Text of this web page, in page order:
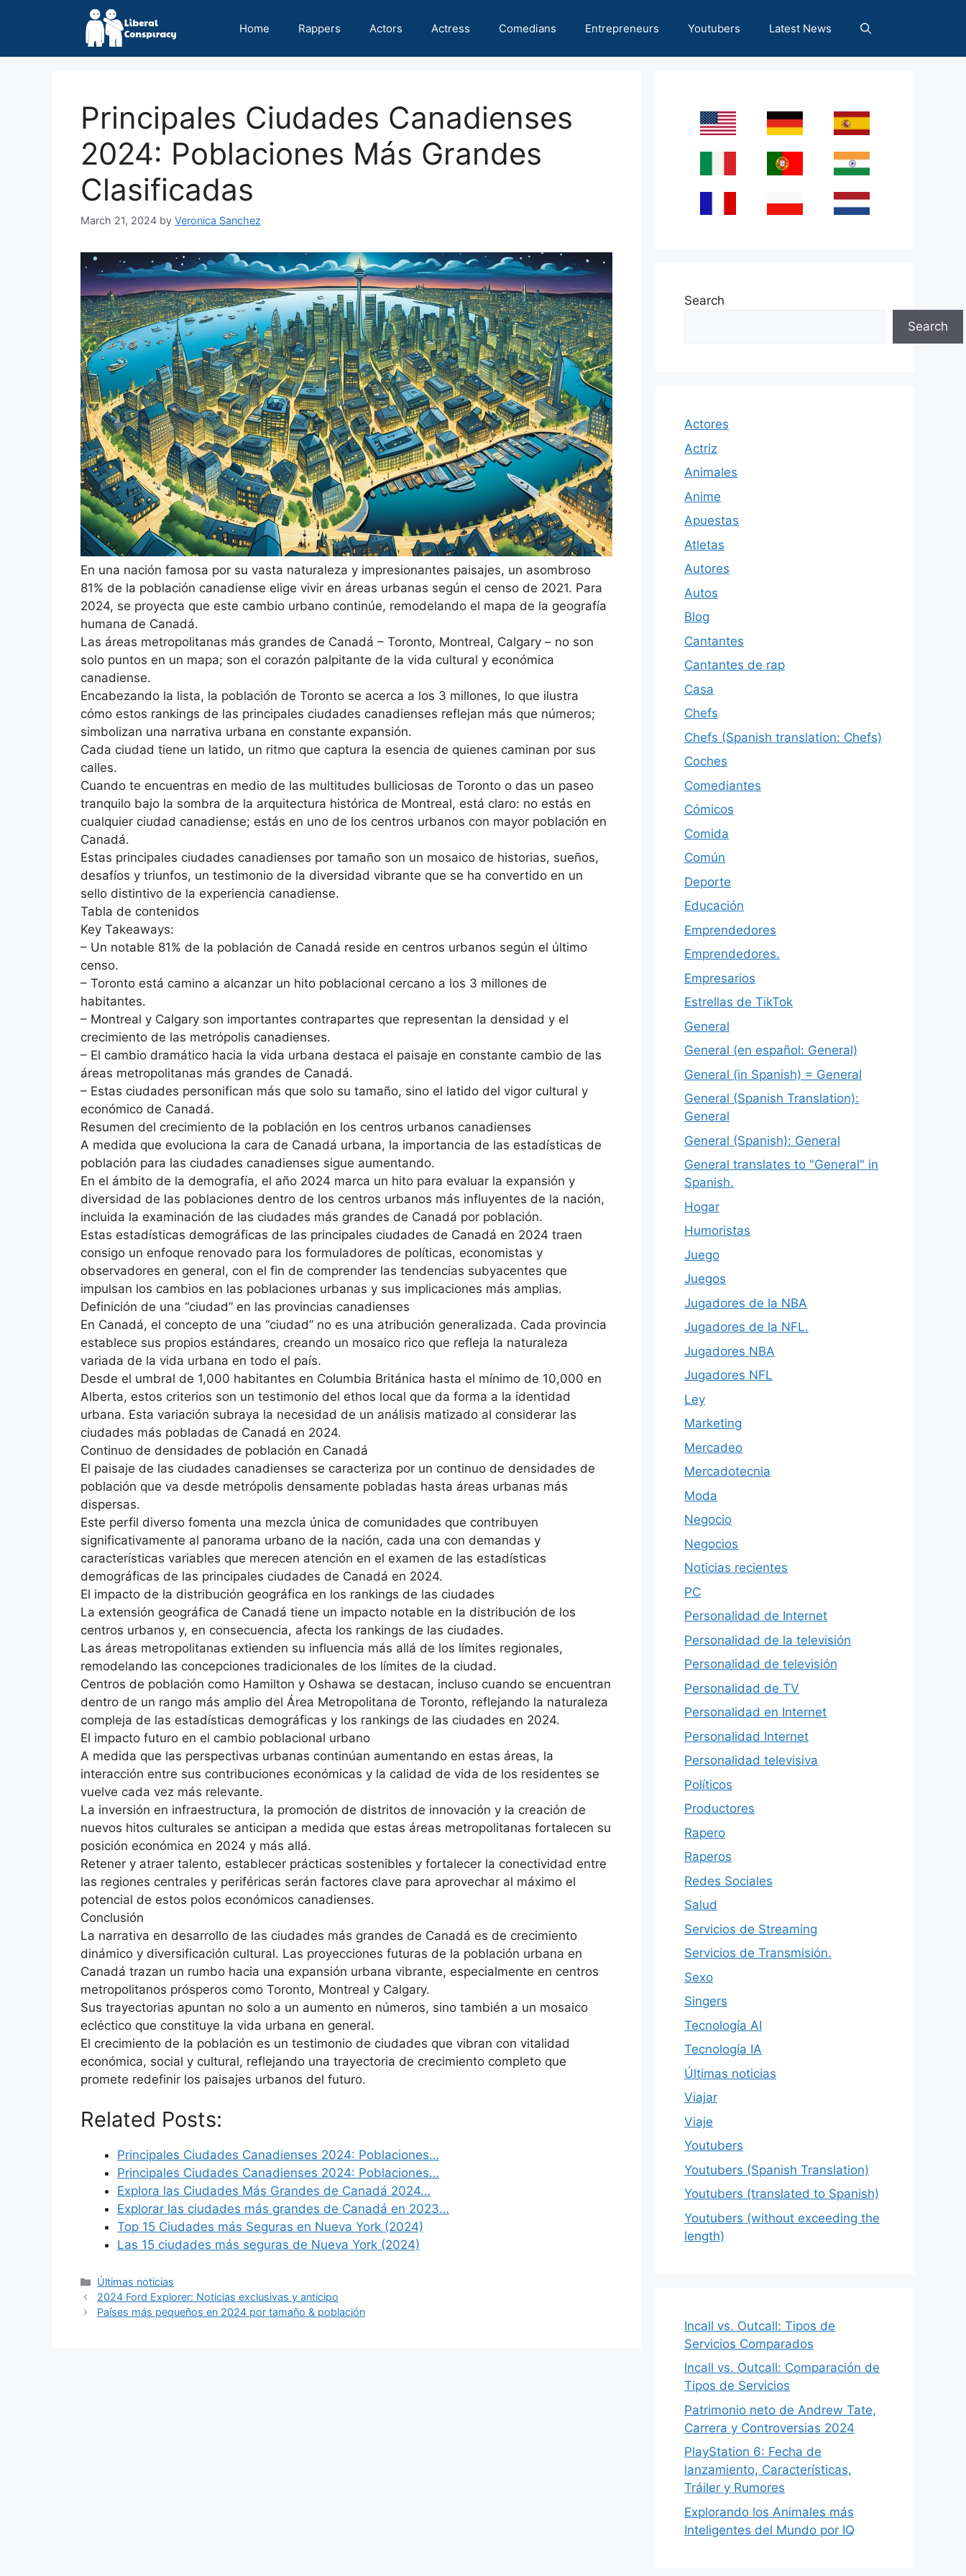
Home Rappers Actors Actress Comedians Entrepreneurs Youtubers Latest News
Principales Ciudades Canadienses
2024: Poblaciones Más Grandes
Clasificadas
March 21, 2024 by Veronica Sanchez
En una nación famosa por su vasta naturaleza y impresionantes paisajes, un asombroso
81% de la población canadiense elige vivir en áreas urbanas según el censo de 2021. Para
2024, se proyecta que este cambio urbano continúe, remodelando el mapa de la geografía
humana de Canadá.
Las áreas metropolitanas más grandes de Canadá – Toronto, Montreal, Calgary – no son
solo puntos en un mapa; son el corazón palpitante de la vida cultural y económica
canadiense.
Encabezando la lista, la población de Toronto se acerca a los 3 millones, lo que ilustra
cómo estos rankings de las principales ciudades canadienses reflejan más que números;
simbolizan una narrativa urbana en constante expansión.
Cada ciudad tiene un latido, un ritmo que captura la esencia de quienes caminan por sus
calles.
Cuando te encuentras en medio de las multitudes bulliciosas de Toronto o das un paseo
tranquilo bajo la sombra de la arquitectura histórica de Montreal, está claro: no estás en
cualquier ciudad canadiense; estás en uno de los centros urbanos con mayor población en
Canadá.
Estas principales ciudades canadienses por tamaño son un mosaico de historias, sueños,
desafíos y triunfos, un testimonio de la diversidad vibrante que se ha convertido en un
sello distintivo de la experiencia canadiense.
Tabla de contenidos
Key Takeaways:
– Un notable 81% de la población de Canadá reside en centros urbanos según el último
censo.
– Toronto está camino a alcanzar un hito poblacional cercano a los 3 millones de
habitantes.
– Montreal y Calgary son importantes contrapartes que representan la densidad y el
crecimiento de las metrópolis canadienses.
– El cambio dramático hacia la vida urbana destaca el paisaje en constante cambio de las
áreas metropolitanas más grandes de Canadá.
– Estas ciudades personifican más que solo su tamaño, sino el latido del vigor cultural y
económico de Canadá.
Resumen del crecimiento de la población en los centros urbanos canadienses
A medida que evoluciona la cara de Canadá urbana, la importancia de las estadísticas de
población para las ciudades canadienses sigue aumentando.
En el ámbito de la demografía, el año 2024 marca un hito para evaluar la expansión y
diversidad de las poblaciones dentro de los centros urbanos más influyentes de la nación,
incluida la examinación de las ciudades más grandes de Canadá por población.
Estas estadísticas demográficas de las principales ciudades de Canadá en 2024 traen
consigo un enfoque renovado para los formuladores de políticas, economistas y
observadores en general, con el fin de comprender las tendencias subyacentes que
impulsan los cambios en las poblaciones urbanas y sus implicaciones más amplias.
Definición de una “ciudad” en las provincias canadienses
En Canadá, el concepto de una “ciudad” no es una atribución generalizada. Cada provincia
establece sus propios estándares, creando un mosaico rico que refleja la naturaleza
variada de la vida urbana en todo el país.
Desde el umbral de 1,000 habitantes en Columbia Británica hasta el mínimo de 10,000 en
Alberta, estos criterios son un testimonio del ethos local que da forma a la identidad
urbana. Esta variación subraya la necesidad de un análisis matizado al considerar las
ciudades más pobladas de Canadá en 2024.
Continuo de densidades de población en Canadá
El paisaje de las ciudades canadienses se caracteriza por un continuo de densidades de
población que va desde metrópolis densamente pobladas hasta áreas urbanas más
dispersas.
Este perfil diverso fomenta una mezcla única de comunidades que contribuyen
significativamente al panorama urbano de la nación, cada una con demandas y
características variables que merecen atención en el examen de las estadísticas
demográficas de las principales ciudades de Canadá en 2024.
El impacto de la distribución geográfica en los rankings de las ciudades
La extensión geográfica de Canadá tiene un impacto notable en la distribución de los
centros urbanos y, en consecuencia, afecta los rankings de las ciudades.
Las áreas metropolitanas extienden su influencia más allá de los límites regionales,
remodelando las concepciones tradicionales de los límites de la ciudad.
Centros de población como Hamilton y Oshawa se destacan, incluso cuando se encuentran
dentro de un rango más amplio del Área Metropolitana de Toronto, reflejando la naturaleza
compleja de las estadísticas demográficas y los rankings de las ciudades en 2024.
El impacto futuro en el cambio poblacional urbano
A medida que las perspectivas urbanas continúan aumentando en estas áreas, la
interacción entre sus contribuciones económicas y la calidad de vida de los residentes se
vuelve cada vez más relevante.
La inversión en infraestructura, la promoción de distritos de innovación y la creación de
nuevos hitos culturales se anticipan a medida que estas áreas metropolitanas fortalecen su
posición económica en 2024 y más allá.
Retener y atraer talento, establecer prácticas sostenibles y fortalecer la conectividad entre
las regiones centrales y periféricas serán factores clave para aprovechar al máximo el
potencial de estos polos económicos canadienses.
Conclusión
La narrativa en desarrollo de las ciudades más grandes de Canadá es de crecimiento
dinámico y diversificación cultural. Las proyecciones futuras de la población urbana en
Canadá trazan un rumbo hacia una expansión urbana vibrante, especialmente en centros
metropolitanos prósperos como Toronto, Montreal y Calgary.
Sus trayectorias apuntan no solo a un aumento en números, sino también a un mosaico
ecléctico que constituye la vida urbana en general.
El crecimiento de la población es un testimonio de ciudades que vibran con vitalidad
económica, social y cultural, reflejando una trayectoria de crecimiento completo que
promete redefinir los paisajes urbanos del futuro.
Related Posts:
Principales Ciudades Canadienses 2024: Poblaciones…
Principales Ciudades Canadienses 2024: Poblaciones…
Explora las Ciudades Más Grandes de Canadá 2024…
Explorar las ciudades más grandes de Canadá en 2023…
Top 15 Ciudades más Seguras en Nueva York (2024)
Las 15 ciudades más seguras de Nueva York (2024)
Categories
Últimas noticias
2024 Ford Explorer: Noticias exclusivas y anticipo
Países más pequeños en 2024 por tamaño & población
Search
Search
Actores
Actriz
Animales
Anime
Apuestas
Atletas
Autores
Autos
Blog
Cantantes
Cantantes de rap
Casa
Chefs
Chefs (Spanish translation: Chefs)
Coches
Comediantes
Cómicos
Comida
Común
Deporte
Educación
Emprendedores
Emprendedores.
Empresarios
Estrellas de TikTok
General
General (en español: General)
General (in Spanish) = General
General (Spanish Translation):
General
General (Spanish): General
General translates to "General" in
Spanish.
Hogar
Humoristas
Juego
Juegos
Jugadores de la NBA
Jugadores de la NFL.
Jugadores NBA
Jugadores NFL
Ley
Marketing
Mercadeo
Mercadotecnia
Moda
Negocio
Negocios
Noticias recientes
PC
Personalidad de Internet
Personalidad de la televisión
Personalidad de televisión
Personalidad de TV
Personalidad en Internet
Personalidad Internet
Personalidad televisiva
Políticos
Productores
Rapero
Raperos
Redes Sociales
Salud
Servicios de Streaming
Servicios de Transmisión.
Sexo
Singers
Tecnología AI
Tecnología IA
Últimas noticias
Viajar
Viaje
Youtubers
Youtubers (Spanish Translation)
Youtubers (translated to Spanish)
Youtubers (without exceeding the
length)
Incall vs. Outcall: Tipos de
Servicios Comparados
Incall vs. Outcall: Comparación de
Tipos de Servicios
Patrimonio neto de Andrew Tate,
Carrera y Controversias 2024
PlayStation 6: Fecha de
lanzamiento, Características,
Tráiler y Rumores
Explorando los Animales más
Inteligentes del Mundo por IQ